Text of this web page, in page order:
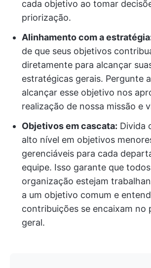
cada objetivo ao tomar
priorização.
Alinhamento com a
de que seus objetivos
diretamente para alcançar
estratégicas gerais. Pergunte
alcançar esse objetivo nos
realização de nossa missão e
Objetivos em cascata: Divida
alto nível em objetivos
gerenciáveis para cada
equipe. Isso garante que
organização estejam
a um objetivo comum e
contribuições se encaixam no
geral.